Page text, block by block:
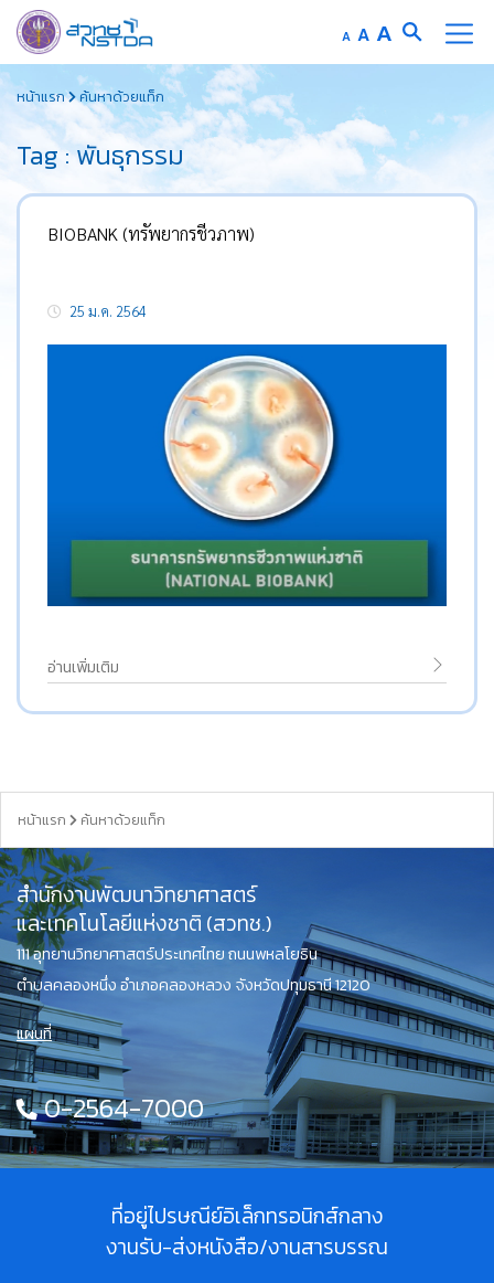
to
content
A Decrease
font
AReset
font
A Increase
font
หน้าแรก ค้นหาด้วยแท็ก
Tag : พันธุกรรม
BIOBANK (ทรัพยากรชีวภาพ)
25 ม.ค. 2564
อ่านเพิ่มเติม
หน้าแรก ค้นหาด้วยแท็ก
สำนักงานพัฒนาวิทยาศาสตร์
และเทคโนโลยีแห่งชาติ (สวทช.)
111 อุทยานวิทยาศาสตร์ประเทศไทย ถนนพหลโยธิน
ตำบลคลองหนึ่ง อำเภอคลองหลวง จังหวัดปทุมธานี 12120
แผนที่
0-2564-7000
ที่อยู่ไปรษณีย์อิเล็กทรอนิกส์กลาง
งานรับ-ส่งหนังสือ/งานสารบรรณ